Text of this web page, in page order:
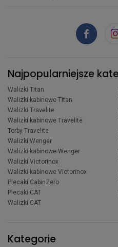
Najpopularniejsze
Walizki Titan
Walizki kabinowe Titan
Walizki Travelite
Walizki kabinowe Travelite
Torby Travelite
Walizki Wenger
Walizki kabinowe Wenger
Walizki Victorinox
Walizki kabinowe Victorinox
Plecaki CabinZero
Plecaki CAT
Walizki CAT
Kategorie